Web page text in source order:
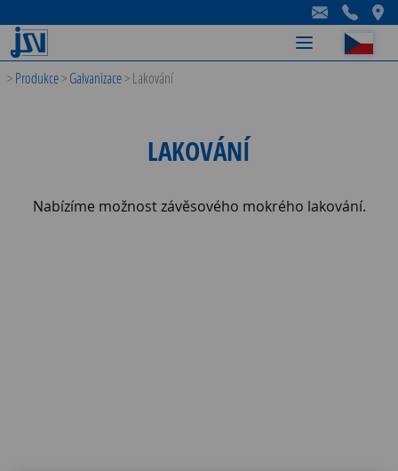
-
-
-
>Produkce>Galvanizace>Lakování
LAKOVÁNÍ
Nabízíme možnost závěsového mokrého lakování.